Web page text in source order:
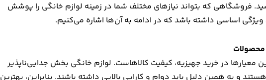
فروشگاهی که بتواند نیازهای مختلف شما در زمینه لوازم خانگی را پوشش
ویژگی اساسی داشته باشد که در ادامه به آن‌ها اشاره می‌کنیم.
محصولات
معیارها در خرید جهیزیه، کیفیت کالاهاست. لوازم خانگی بخش جدایی‌ناپذیر
و به همین دلیل باید دوام و کارایی بالایی داشته باشند. بنابراین، بهترین